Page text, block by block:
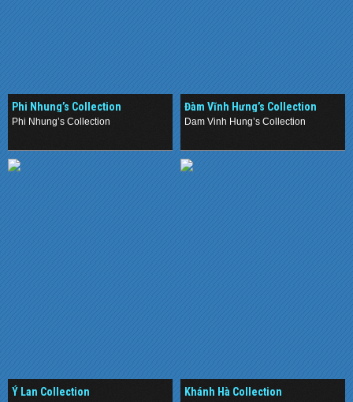
Phi Nhung’s Collection
Phi Nhung’s Collection
Đàm Vĩnh Hưng’s Collection
Dam Vinh Hung’s Collection
Ý Lan Collection Khánh Hà Collection